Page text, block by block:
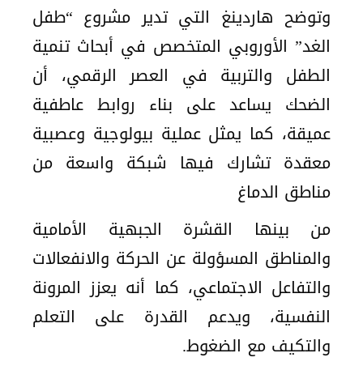
وتوضح هاردينغ التي تدير مشروع “طفل
الغد” الأوروبي المتخصص في أبحاث تنمية
الطفل والتربية في العصر الرقمي، أن
الضحك يساعد على بناء روابط عاطفية
عميقة، كما يمثل عملية بيولوجية وعصبية
معقدة تشارك فيها شبكة واسعة من
مناطق الدماغ
من بينها القشرة الجبهية الأمامية
والمناطق المسؤولة عن الحركة والانفعالات
والتفاعل الاجتماعي، كما أنه يعزز المرونة
النفسية، ويدعم القدرة على التعلم
والتكيف مع الضغوط.